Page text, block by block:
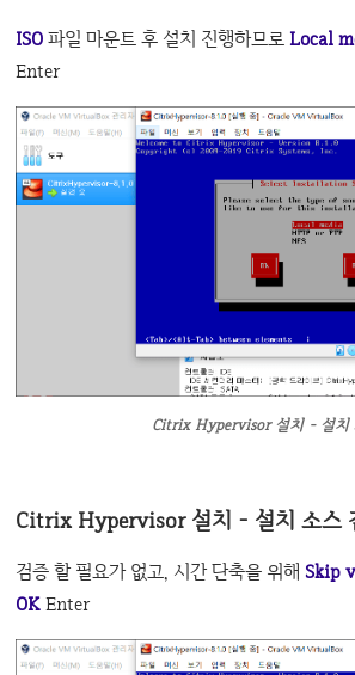
ISO파일 마운트 후 설치 진행하므로Local
Enter
Citrix Hypervisor 설치 - 설치
Citrix Hypervisor 설치 - 설치 소스
검증 할 필요가 없고, 시간 단축을 위해Skip
OKEnter